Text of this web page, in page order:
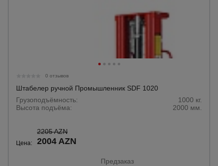
0 отзывов
Штабелер ручной Промышленник SDF 1020
Грузоподъёмность:
1000 кг.
Высота подъёма:
2000 мм.
Цена:
2205 AZN
2004 AZN
Предзаказ